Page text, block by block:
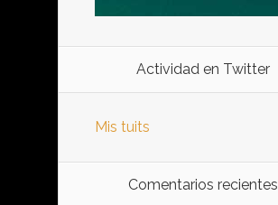
Actividad en Twitter
Mis tuits
Comentarios recientes